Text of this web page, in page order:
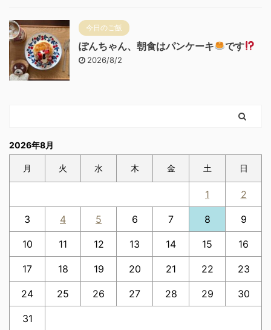
今日のご飯
ぽんちゃん、朝食はパンケーキ です
2026/8/2
2026年8月
月 火 水 木 金 土 日
1 2
3 4 5 6 7 8 9
10 11 12 13 14 15 16
17 18 19 20 21 22 23
24 25 26 27 28 29 30
31